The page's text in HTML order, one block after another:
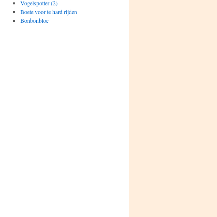
Vogelspotter (2)
Boete voor te hard rijden
Bonbonbloc